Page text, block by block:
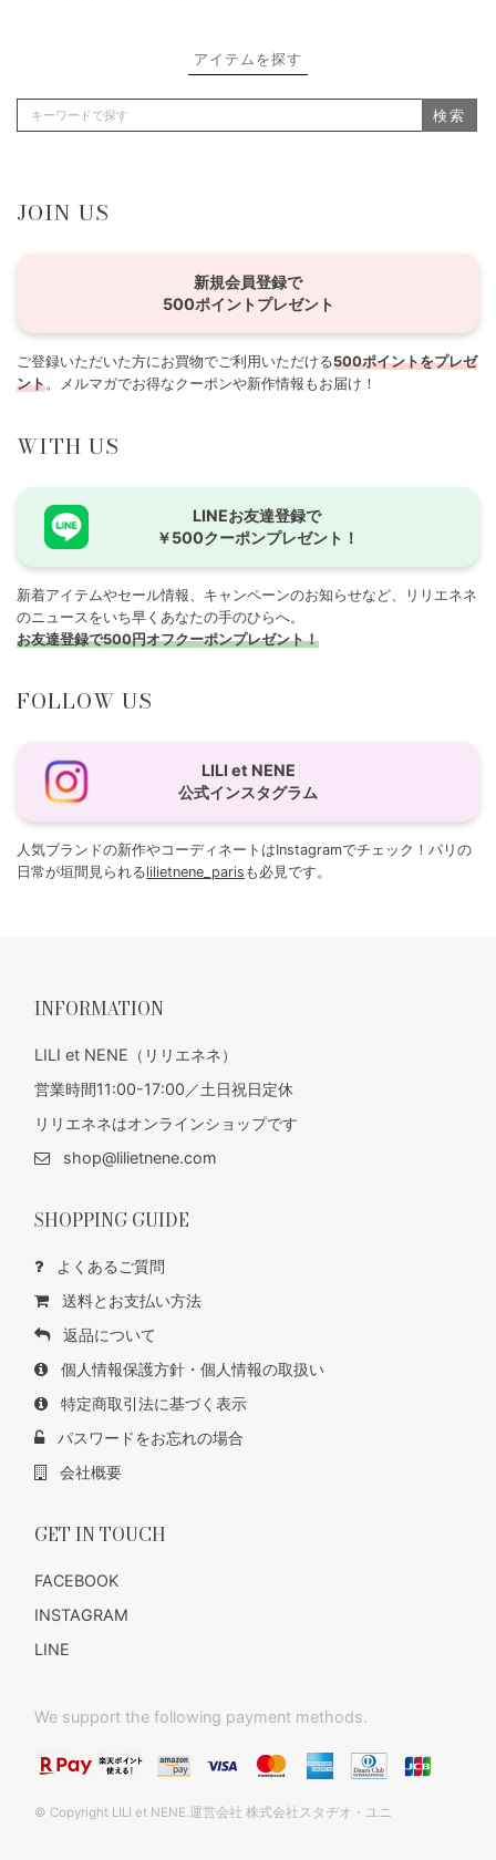
アイテムを探す
検索
JOIN US
新規会員登録で
500ポイントプレゼント
ご登録いただいた方にお買物でご利用いただける500ポイントをプレゼ
ント。メルマガでお得なクーポンや新作情報もお届け！
WITH US
LINEお友達登録で
￥500クーポンプレゼント！
新着アイテムやセール情報、キャンペーンのお知らせなど、リリエネネ
のニュースをいち早くあなたの手のひらへ。
お友達登録で500円オフクーポンプレゼント！
FOLLOW US
LILI et NENE
公式インスタグラム
人気ブランドの新作やコーディネートはInstagramでチェック！パリの
日常が垣間見られるlilietnene_paris も必見です。
INFORMATION
LILI et NENE（リリエネネ）
営業時間11:00-17:00／土日祝日定休
リリエネネはオンラインショップです
shop@lilietnene.com
SHOPPING GUIDE
よくあるご質問
送料とお支払い方法
返品について
個人情報保護方針・個人情報の取扱い
特定商取引法に基づく表示
パスワードをお忘れの場合
会社概要
GET IN TOUCH
FACEBOOK
INSTAGRAM
LINE
We support the following payment methods.
© Copyright LILI et NENE.運営会社 株式会社スタヂオ・ユニ